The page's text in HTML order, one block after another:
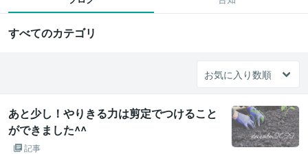
すべてのカテゴリ
あと少し！やりきる力は剪定でつけること
ができました^^
記事